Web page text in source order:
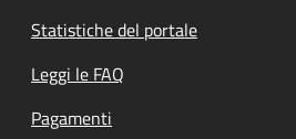
Statistiche del portale
Leggi le FAQ
Pagamenti